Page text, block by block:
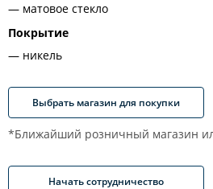
матовое стекло
Покрытие
никель
Выбрать магазин для покупки
*Ближайший розничный магазин
Начать сотрудничество